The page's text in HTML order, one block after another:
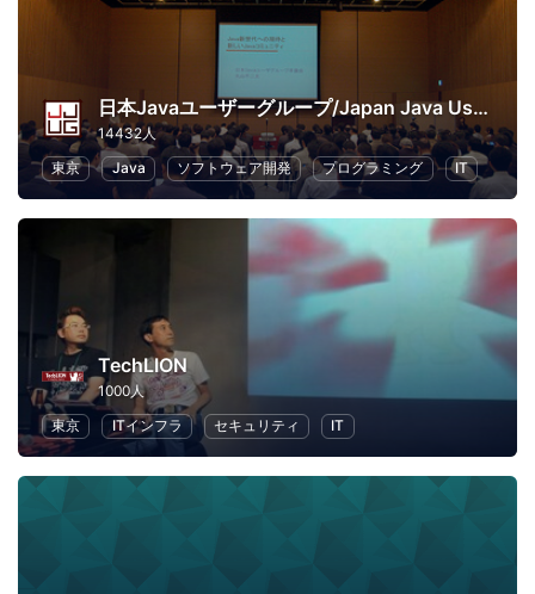
日本Javaユーザーグループ/Japan Java User Group
14432人
東京
Java ソフトウェア開発 プログラミング IT
TechLION
1000人
東京
ITインフラ セキュリティ IT